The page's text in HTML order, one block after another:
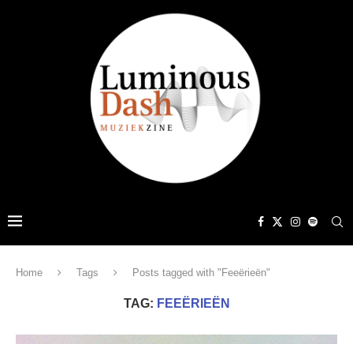
Home Tags Posts tagged with "Feeërieën"
TAG: FEEËRIEËN